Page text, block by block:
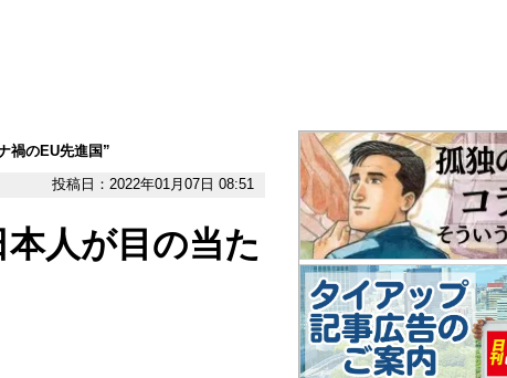
禍のEU先進国”
投稿日：2022年01月07日 08:51
人が目の当た